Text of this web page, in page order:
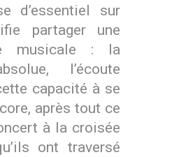
d’essentiel sur
partager une
musicale : la
l’écoute
capacité à se
après tout ce
à la croisée
ont traversé